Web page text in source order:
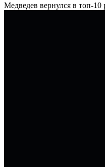
Медведев вернулся в топ-10